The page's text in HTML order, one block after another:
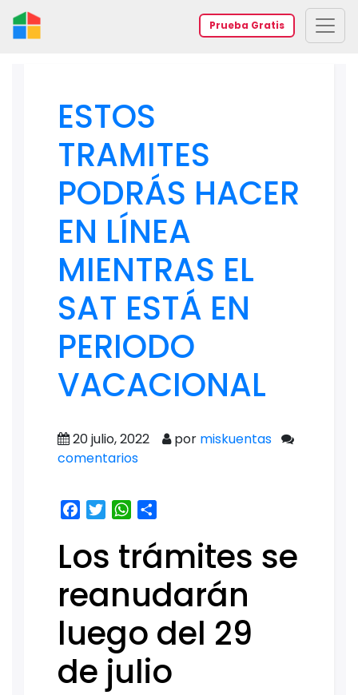
Prueba Gratis
ESTOS
TRAMITES
PODRÁS HACER
EN LÍNEA
MIENTRAS EL
SAT ESTÁ EN
PERIODO
VACACIONAL
20 julio, 2022 por miskuentas
comentarios
Facebook
TwitterWhatsApp
Los trámites se
reanudarán
luego del 29
de julio